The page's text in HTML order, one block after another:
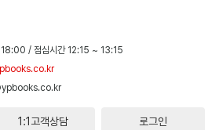
/ 점심시간 12:15 ~ 13:15
1:1고객상담 로그인